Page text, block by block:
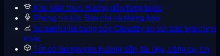
Kho kiến thức Hướng dẫn từng bước
Phòng tin tức Báo chí và thông báo
So sánh nhà cung cấp Cloudzy so với các lựa chọn
khác
Tất cả tài nguyên Hướng dẫn, tài liệu, công cụ, tin